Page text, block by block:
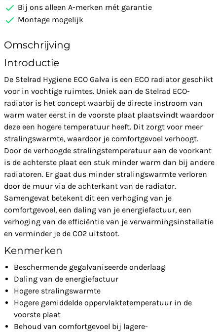
Bij ons alleen A-merken mét garantie
Montage mogelijk
Omschrijving
Introductie
De Stelrad Hygiene ECO Galva is een ECO radiator geschikt
voor in vochtige ruimtes. Uniek aan de Stelrad ECO-
radiator is het concept waarbij de directe instroom van
warm water eerst in de voorste plaat plaatsvindt waardoor
deze een hogere temperatuur heeft. Dit zorgt voor meer
stralingswarmte, waardoor je comfortgevoel verhoogt.
Door de verhoogde stralingstemperatuur aan de voorkant
is de achterste plaat een stuk minder warm dan bij andere
radiatoren. Er gaat dus minder stralingswarmte verloren
door de muur via de achterkant van de radiator.
Samengevat betekent dit een verhoging van je
comfortgevoel, een daling van je energiefactuur, een
verhoging van de efficiëntie van je verwarmingsinstallatie
en verminder je de CO2 uitstoot.
Kenmerken
Beschermende gegalvaniseerde onderlaag
Daling van de energiefactuur
Hogere stralingswarmte
Hogere gemiddelde oppervlaktetemperatuur in de
voorste plaat
Behoud van comfortgevoel bij lagere-